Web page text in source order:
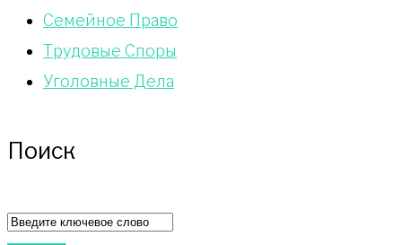
Сeмейное Право
Трудовые Споры
Уголовные Дела
Поиск
Искать: